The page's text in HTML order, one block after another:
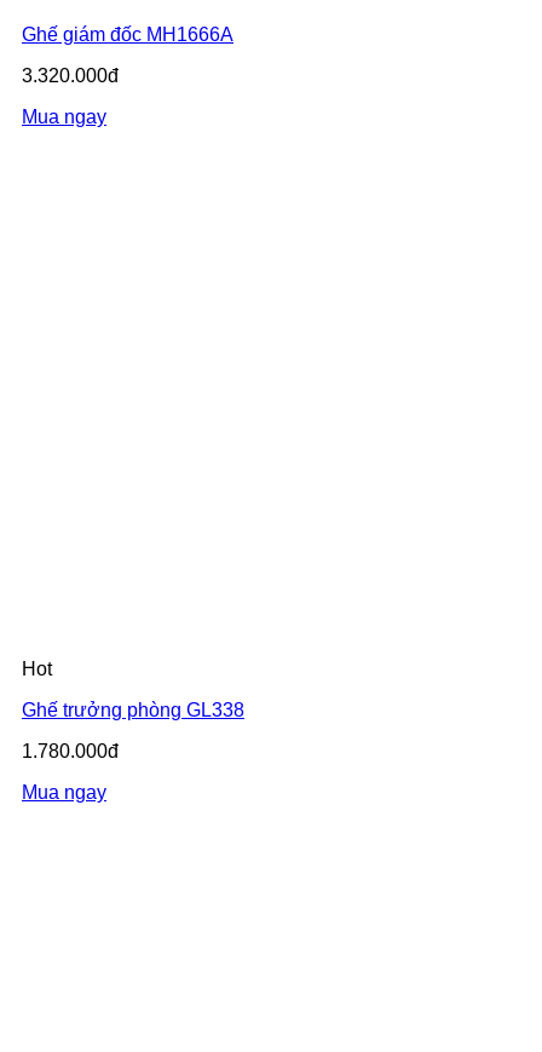
Ghế giám đốc MH1666A
3.320.000đ
Mua ngay
Hot
Ghế trưởng phòng GL338
1.780.000đ
Mua ngay